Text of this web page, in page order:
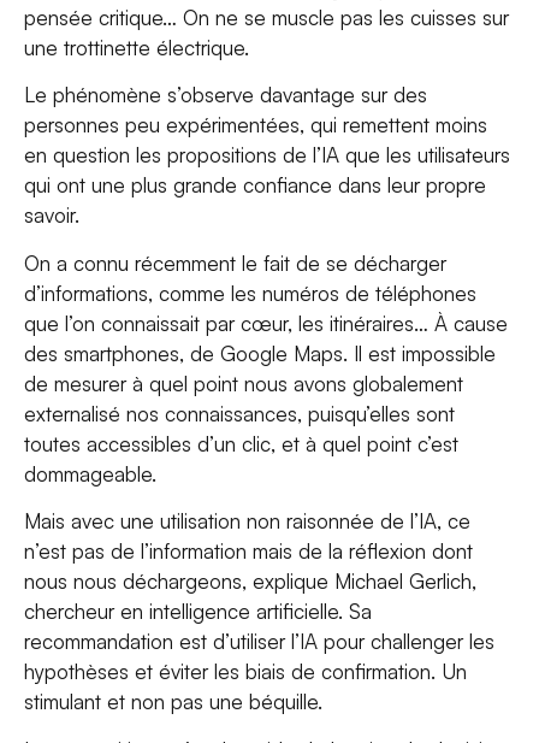
pensée critique… On ne se muscle pas les cuisses sur
une trottinette électrique.
Le phénomène s’observe davantage sur des
personnes peu expérimentées, qui remettent moins
en question les propositions de l’IA que les utilisateurs
qui ont une plus grande confiance dans leur propre
savoir.
On a connu récemment le fait de se décharger
d’informations, comme les numéros de téléphones
que l’on connaissait par cœur, les itinéraires… À cause
des smartphones, de Google Maps. Il est impossible
de mesurer à quel point nous avons globalement
externalisé nos connaissances, puisqu’elles sont
toutes accessibles d’un clic, et à quel point c’est
dommageable.
Mais avec une utilisation non raisonnée de l’IA, ce
n’est pas de l’information mais de la réflexion dont
nous nous déchargeons, explique Michael Gerlich,
chercheur en intelligence artificielle. Sa
recommandation est d’utiliser l’IA pour challenger les
hypothèses et éviter les biais de confirmation. Un
stimulant et non pas une béquille.